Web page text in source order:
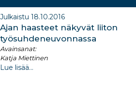
Julkaistu 18.10.2016
Ajan haasteet näkyvät liiton
työsuhdeneuvonnassa
Avainsanat:
Katja Miettinen
Lue lisää...